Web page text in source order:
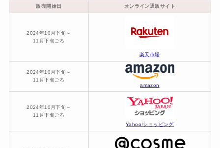
販売開始日 オンライン通販サイト
2024年10月下旬～
11月下旬ごろ
楽天市場
2024年10月下旬～
11月下旬ごろ
amazon
2024年10月下旬～
11月下旬ごろ
Yahoo!ショッピング